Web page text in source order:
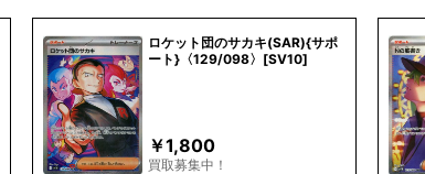
ロケット団のサカキ(SAR){サポ
ート}〈129/098〉[SV10]
￥1,800
買取募集中！